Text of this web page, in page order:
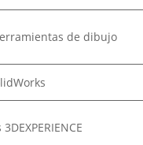
de dibujo